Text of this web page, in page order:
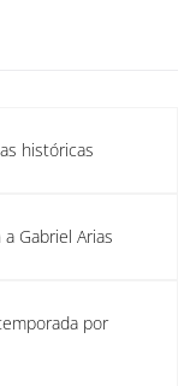
históricas
Gabriel Arias
por